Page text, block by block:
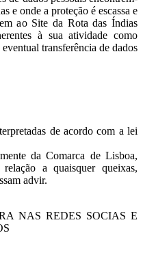
e onde a proteção é escassa e
ao Site da Rota das Índias
à sua atividade como
transferência de dados
de acordo com a lei
da Comarca de Lisboa,
a quaisquer queixas,
advir.
NAS REDES SOCIAS E